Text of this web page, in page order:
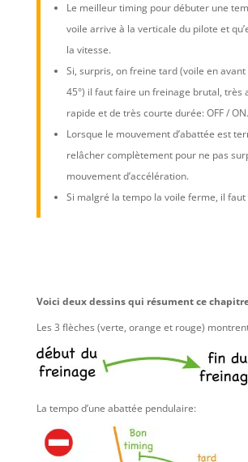
Le meilleur timing pour débuter une
voile arrive à la verticale du pilote et
la vitesse.
Si, surpris, on freine tard (voile en
45°) il faut faire un freinage brutal, très
rapide et de très courte durée: OFF / ON.
Lorsque le mouvement d’abattée est
relâcher complètement pour ne pas
mouvement d’accélération.
Si malgré la tempo la voile ferme, il
Voici deux dessins qui résument ce
Les 3 flèches (verte, orange et rouge)
La tempo d’une abattée pendulaire: